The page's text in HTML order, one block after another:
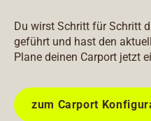
Du wirst Schritt für Schritt
geführt und hast den
Plane deinen Carport jetzt
zum Carport